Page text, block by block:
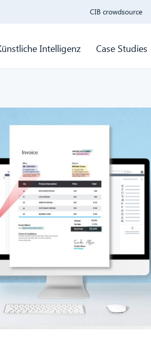
CIB crowdsource
Intelligenz Case Studies